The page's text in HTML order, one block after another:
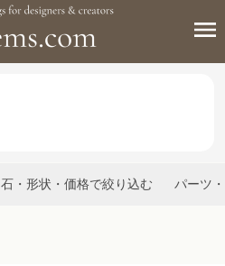
石・形状・価格で絞り込む パーツ